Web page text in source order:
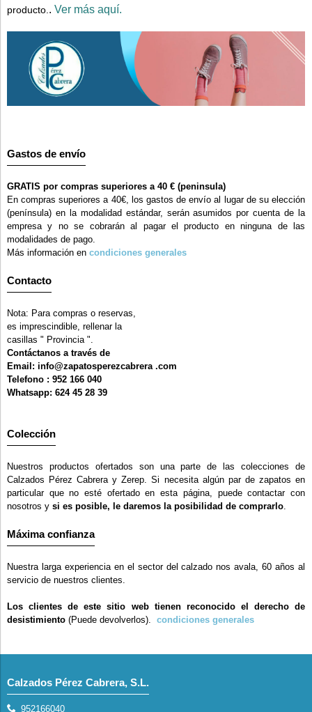
producto. . Ver más aquí.
Gastos de envío
GRATIS por compras superiores a 40 € (peninsula)
En compras superiores a 40€, los gastos de envío al lugar de su elección
(península) en la modalidad estándar, serán asumidos por cuenta de la
empresa y no se cobrarán al pagar el producto en ninguna de las
modalidades de pago.
Más información en condiciones generales
Contacto
Nota: Para compras o reservas,
es imprescindible, rellenar la
casillas " Provincia ".
Contáctanos a través de
Email: info@zapatosperezcabrera .com
Telefono : 952 166 040
Whatsapp: 624 45 28 39
Colección
Nuestros productos ofertados son una parte de las colecciones de
Calzados Pérez Cabrera y Zerep. Si necesita algún par de zapatos en
particular que no esté ofertado en esta página, puede contactar con
nosotros y si es posible, le daremos la posibilidad de comprarlo.
Máxima confianza
Nuestra larga experiencia en el sector del calzado nos avala, 60 años al
servicio de nuestros clientes.
Los clientes de este sitio web tienen reconocido el derecho de
desistimiento (Puede devolverlos). condiciones generales
Calzados Pérez Cabrera, S.L.
952166040